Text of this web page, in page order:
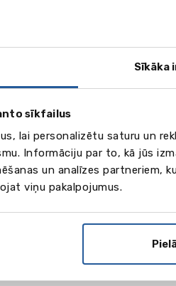
Sīkāka
sīkfailus
lai personalizētu saturu un
Informāciju par to, kā jūs
un analīzes
viņu pakalpojumus.